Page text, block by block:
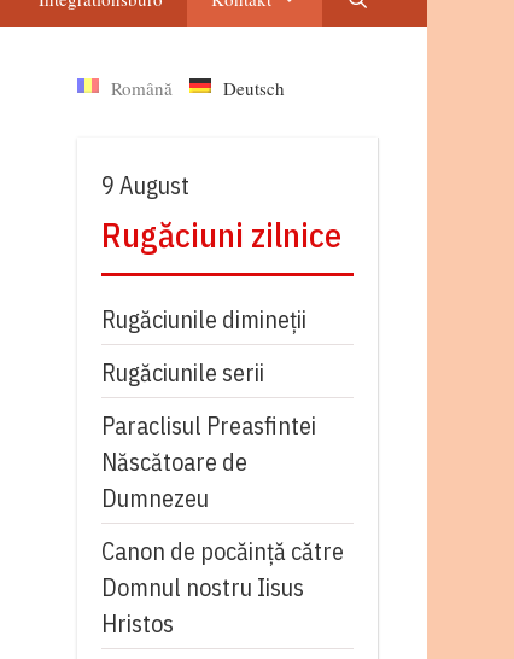
Română Deutsch
9 August
Rugăciuni zilnice
Rugăciunile dimineții
Rugăciunile serii
Paraclisul Preasfintei
Născătoare de
Dumnezeu
Canon de pocăință către
Domnul nostru Iisus
Hristos